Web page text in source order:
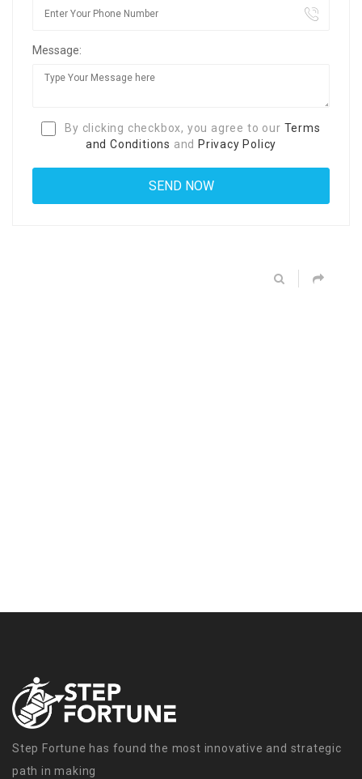
Message:
By clicking checkbox, you agree to our Terms
and Conditions and Privacy Policy
Step Fortune has found the most innovative and strategic
path in making